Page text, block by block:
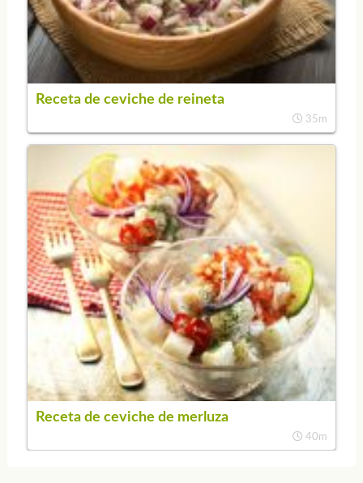
Receta de ceviche de reineta
35m
Receta de ceviche de merluza
40m